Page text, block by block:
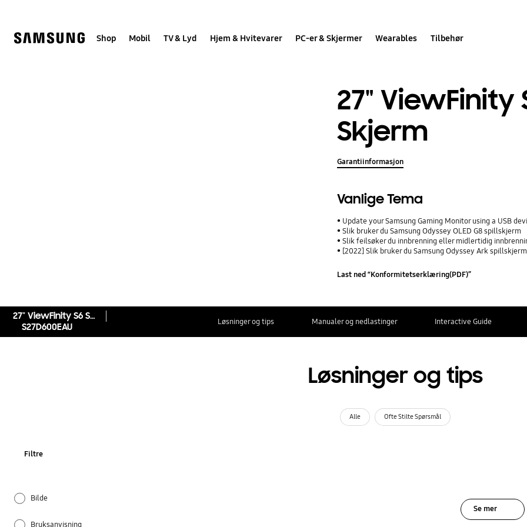
Shop Mobil TV & Lyd Hjem & Hvitevarer PC-er & Skjermer Wearables Tilbehør
27" ViewFinity
Skjerm
Garantiinformasjon
Vanlige Tema
Update your Samsung Gaming Monitor using a USB
Slik bruker du Samsung Odyssey OLED G8 spillskjerm
Slik feilsøker du innbrenning eller midlertidig
[2022] Slik bruker du Samsung Odyssey Ark spillskjerm
Last ned “Konformitetserklæring(PDF)”
27" ViewFinity S6 S60D QHD Skjerm
S27D600EAU
Løsninger og tips Manualer og nedlastinger Interactive Guide
Løsninger og tips
Alle Ofte Stilte Spørsmål
Filtre
Bilde
Bruksanvisning
Se mer